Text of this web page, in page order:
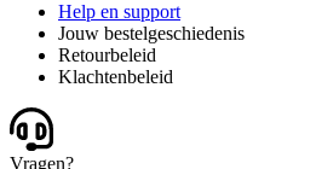
Help en support
Jouw bestelgeschiedenis
Retourbeleid
Klachtenbeleid
Vragen?